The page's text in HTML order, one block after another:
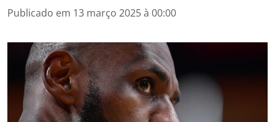
Publicado em 13 março 2025 à 00:00